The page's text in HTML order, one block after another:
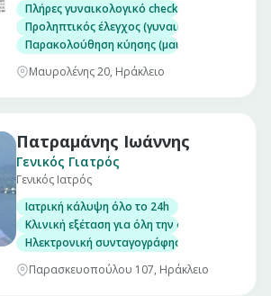
Πλήρες γυναικολογικό check up (επίσκεψη)
Προληπτικός έλεγχος (γυναικολογικός
Παρακολούθηση κύησης (μαιευτικός
Μαυρολένης 20, Ηράκλειο
Πατραμάνης Ιωάννης
Γενικός Γιατρός
Γενικός Ιατρός
Ιατρική κάλυψη όλο το 24h
Κλινική εξέταση για όλη την οικογένεια
Ηλεκτρονική συνταγογράφηση/Έκδοση
Παρασκευοπούλου 107, Ηράκλειο